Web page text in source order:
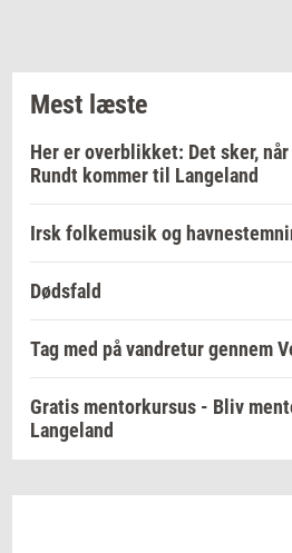
Mest læste
Her er overblikket: Det sker,
Rundt kommer til Langeland
Irsk folkemusik og
Dødsfald
Tag med på vandretur gennem
Gratis mentorkursus - Bliv
Langeland